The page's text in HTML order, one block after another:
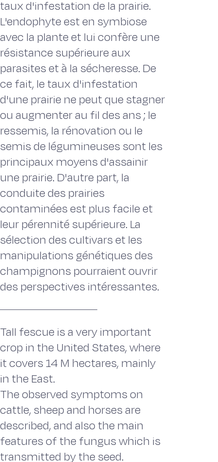
taux d'infestation de la prairie.
L'endophyte est en symbiose
avec la plante et lui confère une
résistance supérieure aux
parasites et à la sécheresse. De
ce fait, le taux d'infestation
d'une prairie ne peut que stagner
ou augmenter au fil des ans ; le
ressemis, la rénovation ou le
semis de légumineuses sont les
principaux moyens d'assainir
une prairie. D'autre part, la
conduite des prairies
contaminées est plus facile et
leur pérennité supérieure. La
sélection des cultivars et les
manipulations génétiques des
champignons pourraient ouvrir
des perspectives intéressantes.
Tall fescue is a very important
crop in the United States, where
it covers 14 M hectares, mainly
in the East.
The observed symptoms on
cattle, sheep and horses are
described, and also the main
features of the fungus which is
transmitted by the seed.